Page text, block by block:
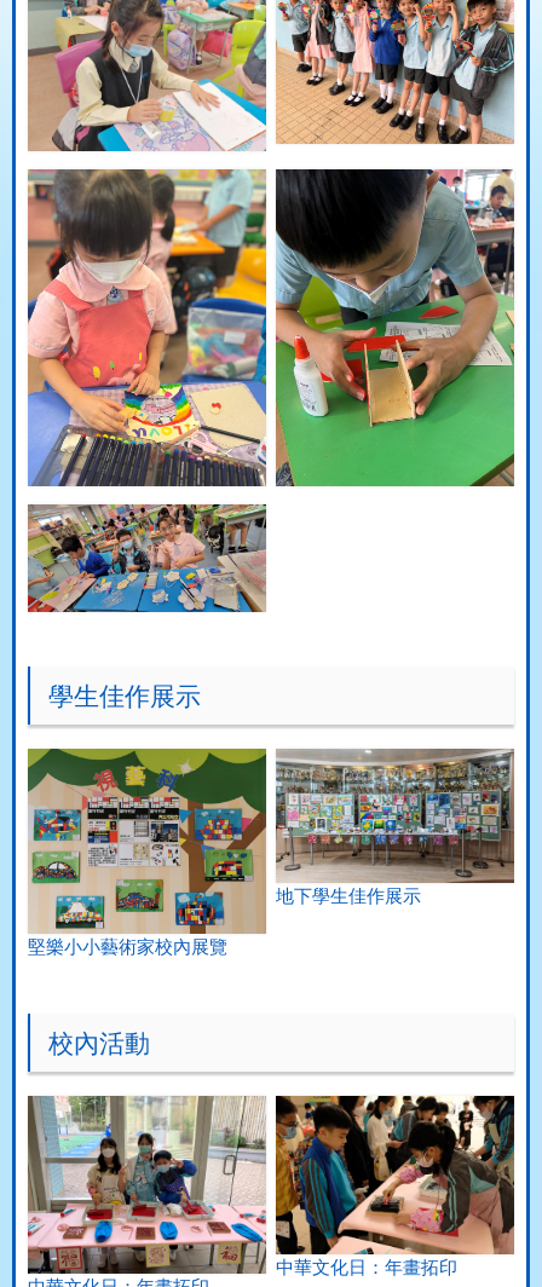
學生佳作展示
堅樂小小藝術家校內展覽
地下學生佳作展示
校內活動
中華文化日：年畫拓印